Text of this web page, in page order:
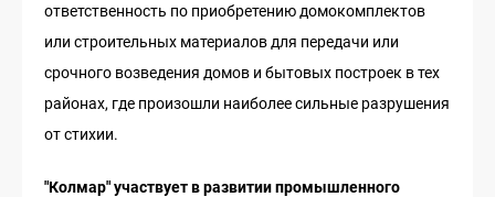
ответственность по приобретению домокомплектов
или строительных материалов для передачи или
срочного возведения домов и бытовых построек в тех
районах, где произошли наиболее сильные разрушения
от стихии.
"Колмар" участвует в развитии промышленного